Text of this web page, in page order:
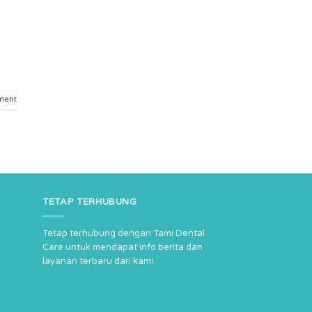
TETAP TERHUBUNG
Tetap terhubung dengan Tami Dental
Care untuk mendapat info berita dan
layanan terbaru dari kami.